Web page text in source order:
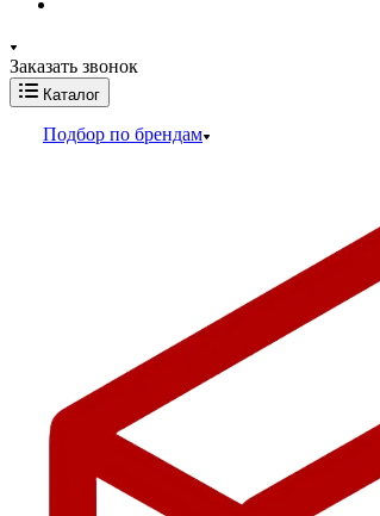
Заказать звонок
Каталог
Подбор по брендам